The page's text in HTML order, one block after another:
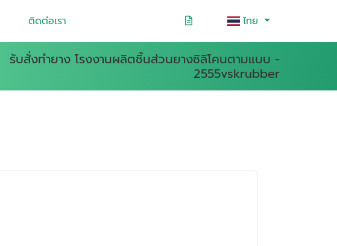
ติดต่อเรา ไทย
รับสั่งทำยาง โรงงานผลิตชิ้นส่วนยางซิลิโคนตามแบบ -
2555vskrubber